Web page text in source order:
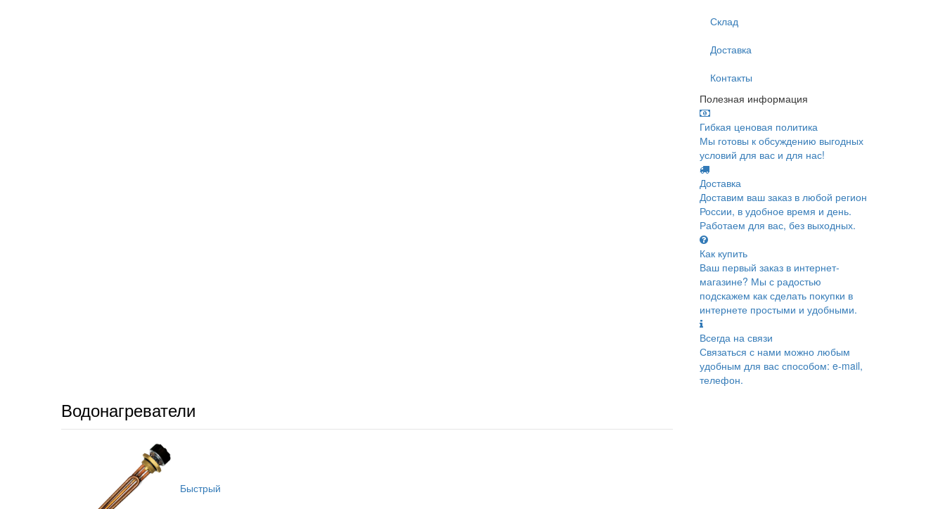
Склад
Доставка
Контакты
Полезная информация
Гибкая ценовая политика
Мы готовы к обсуждению выгодных
условий для вас и для нас!
Доставка
Доставим ваш заказ в любой регион
России, в удобное время и день.
Работаем для вас, без выходных.
Как купить
Ваш первый заказ в интернет-
магазине? Мы с радостью
подскажем как сделать покупки в
интернете простыми и удобными.
Всегда на связи
Связаться с нами можно любым
удобным для вас способом: e-mail,
телефон.
Водонагреватели
Быстрый